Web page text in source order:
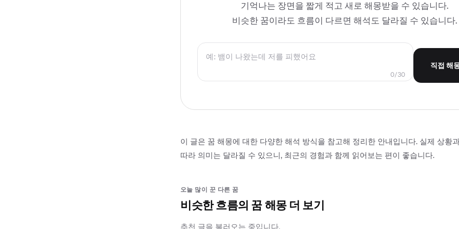
기억나는 장면을 짧게 적고 새로 해몽받을 수 있습니다.
비슷한 꿈이라도 흐름이 다르면 해석도 달라질 수 있습니다.
0/30
직접 해
이 글은 꿈 해몽에 대한 다양한 해석 방식을 참고해 정리한 안내입니다. 실제 상황
따라 의미는 달라질 수 있으니, 최근의 경험과 함께 읽어보는 편이 좋습니다.
오늘 많이 꾼 다른 꿈
비슷한 흐름의 꿈 해몽 더 보기
추천 글을 불러오는 중입니다.